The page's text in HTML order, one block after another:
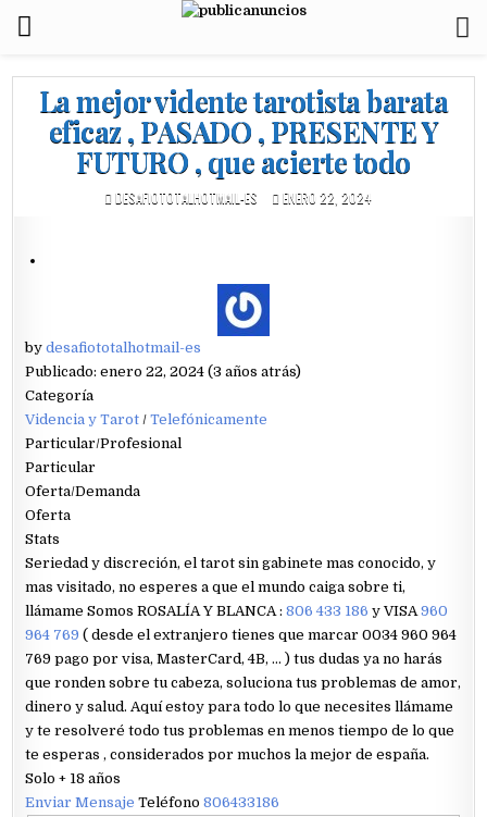
La mejor vidente tarotista barata
eficaz , PASADO , PRESENTE Y
FUTURO , que acierte todo
DESAFIOTOTALHOTMAIL-ES ENERO 22, 2024
bydesafiototalhotmail-es
Publicado: enero 22, 2024 (3 años atrás)
Categoría
Videncia y Tarot /Telefónicamente
Particular/Profesional
Particular
Oferta/Demanda
Oferta
Stats
Seriedad y discreción, el tarot sin gabinete mas conocido, y
mas visitado, no esperes a que el mundo caiga sobre ti,
llámame Somos ROSALÍA Y BLANCA :806 433 186 y VISA960
964 769 ( desde el extranjero tienes que marcar 0034 960 964
769 pago por visa, MasterCard, 4B, … ) tus dudas ya no harás
que ronden sobre tu cabeza, soluciona tus problemas de amor,
dinero y salud. Aquí estoy para todo lo que necesites llámame
y te resolveré todo tus problemas en menos tiempo de lo que
te esperas , considerados por muchos la mejor de españa.
Solo + 18 años
Enviar MensajeTeléfono806433186